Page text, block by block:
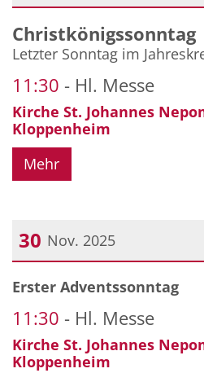
Datum: 23. November 2025
Christkönigssonntag
Letzter Sonntag im
11:30 Hl. Messe
Kirche St. Johannes
Kloppenheim
Mehr
30 Nov. 2025
Datum: 30. November 2025
Erster Adventssonntag
11:30 Hl. Messe
Kirche St. Johannes
Kloppenheim